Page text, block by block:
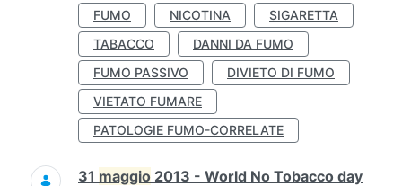
FUMO NICOTINA
SIGARETTA
TABACCO
DANNI DA FUMO
FUMO PASSIVO
DIVIETO DI FUMO
VIETATO FUMARE
PATOLOGIE FUMO-CORRELATE
31 maggio 2013 - World No Tobacco day